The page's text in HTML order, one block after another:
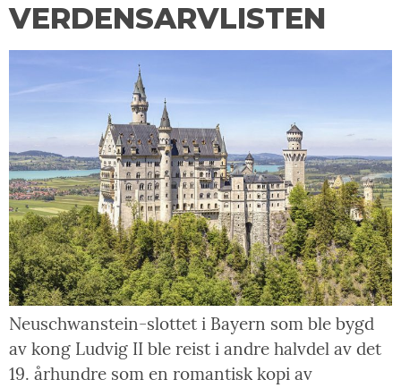
VERDENSARVLISTEN
Neuschwanstein-slottet i Bayern som ble bygd
av kong Ludvig II ble reist i andre halvdel av det
19. århundre som en romantisk kopi av